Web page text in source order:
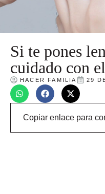
Si te pones
cuidado con
HACER FAMILIA 29
Copiar enlace para